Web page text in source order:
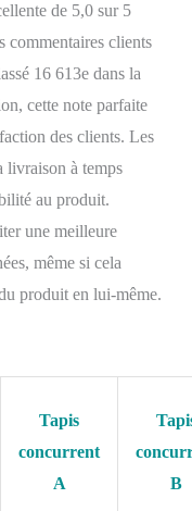
de 5,0 sur 5
commentaires clients
16 613e dans la
cette note parfaite
des clients. Les
livraison à temps
au produit.
une meilleure
même si cela
produit en lui-même.
Tapis
concurrent
A
B